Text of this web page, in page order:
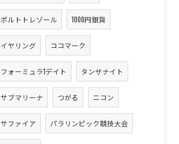
ポルトトレゾール 1000円銀貨
イヤリング ココマーク
フォーミュラ1デイト タンザナイト
サブマリーナ つがる ニコン
サファイア パラリンピック競技大会